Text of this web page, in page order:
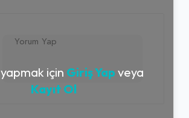
için Giriş Yap veya
Kayıt Ol